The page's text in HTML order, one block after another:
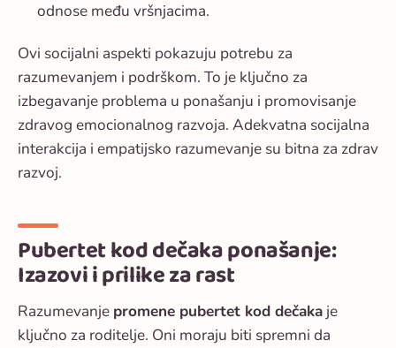
odnose među vršnjacima.
Ovi socijalni aspekti pokazuju potrebu za
razumevanjem i podrškom. To je ključno za
izbegavanje problema u ponašanju i promovisanje
zdravog emocionalnog razvoja. Adekvatna socijalna
interakcija i empatijsko razumevanje su bitna za zdrav
razvoj.
Pubertet kod dečaka ponašanje:
Izazovi i prilike za rast
Razumevanje promene pubertet kod dečaka je
ključno za roditelje. Oni moraju biti spremni da